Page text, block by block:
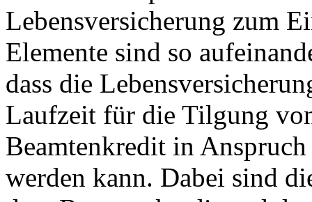
Lebensversicherung zum
Elemente sind so
dass die
Laufzeit für die Tilgung
Beamtenkredit in
werden kann. Dabei sind